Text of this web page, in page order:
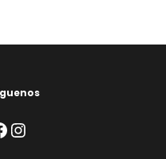
Instagram